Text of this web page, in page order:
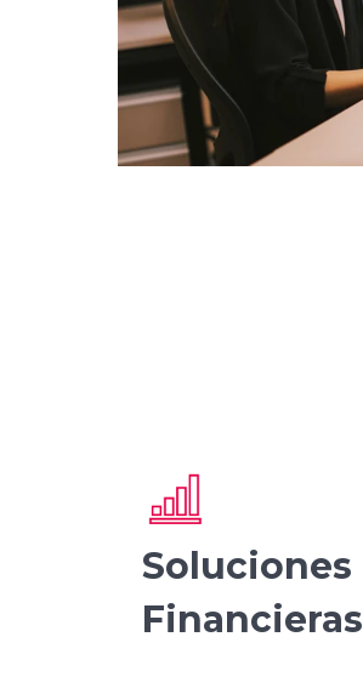
Soluciones
Financieras